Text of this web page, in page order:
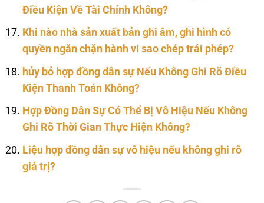
Điều Kiện Về Tài Chính Không?
Khi nào nhà sản xuất bản ghi âm, ghi hình có
quyền ngăn chặn hành vi sao chép trái phép?
hủy bỏ hợp đồng dân sự Nếu Không Ghi Rõ Điều
Kiện Thanh Toán Không?
Hợp Đồng Dân Sự Có Thể Bị Vô Hiệu Nếu Không
Ghi Rõ Thời Gian Thực Hiện Không?
Liệu hợp đồng dân sự vô hiệu nếu không ghi rõ
giá trị?